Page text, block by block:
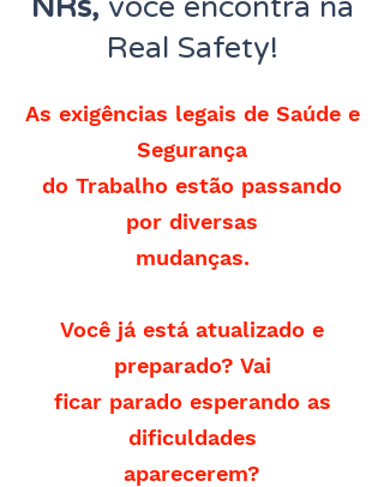
NRs, você encontra na
Real Safety!
As exigências legais de Saúde e
Segurança
do Trabalho estão passando
por diversas
mudanças.
Você já está atualizado e
preparado? Vai
ficar parado esperando as
dificuldades
aparecerem?